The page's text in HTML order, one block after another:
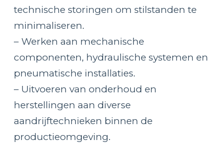
technische storingen om stilstanden te
minimaliseren.
– Werken aan mechanische
componenten, hydraulische systemen en
pneumatische installaties.
– Uitvoeren van onderhoud en
herstellingen aan diverse
aandrijftechnieken binnen de
productieomgeving.